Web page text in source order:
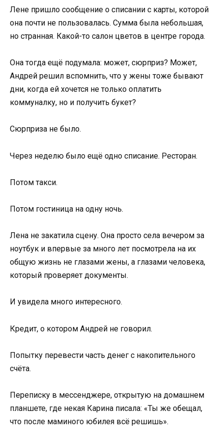
Лене пришло сообщение о списании с карты, которой
она почти не пользовалась. Сумма была небольшая,
но странная. Какой-то салон цветов в центре города.
Она тогда ещё подумала: может, сюрприз? Может,
Андрей решил вспомнить, что у жены тоже бывают
дни, когда ей хочется не только оплатить
коммуналку, но и получить букет?
Сюрприза не было.
Через неделю было ещё одно списание. Ресторан.
Потом такси.
Потом гостиница на одну ночь.
Лена не закатила сцену. Она просто села вечером за
ноутбук и впервые за много лет посмотрела на их
общую жизнь не глазами жены, а глазами человека,
который проверяет документы.
И увидела много интересного.
Кредит, о котором Андрей не говорил.
Попытку перевести часть денег с накопительного
счёта.
Переписку в мессенджере, открытую на домашнем
планшете, где некая Карина писала: «Ты же обещал,
что после маминого юбилея всё решишь».